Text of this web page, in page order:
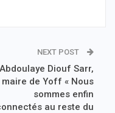
NEXT POST
Abdoulaye Diouf Sarr,
maire de Yoff « Nous
sommes enfin
au reste du